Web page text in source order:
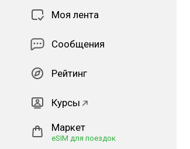
Моя лента
Сообщения
Рейтинг
Курсы
Маркет
eSIM для поездок